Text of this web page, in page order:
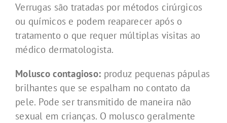
Verrugas são tratadas por métodos cirúrgicos
ou químicos e podem reaparecer após o
tratamento o que requer múltiplas visitas ao
médico dermatologista.
Molusco contagioso: produz pequenas pápulas
brilhantes que se espalham no contato da
pele. Pode ser transmitido de maneira não
sexual em crianças. O molusco geralmente